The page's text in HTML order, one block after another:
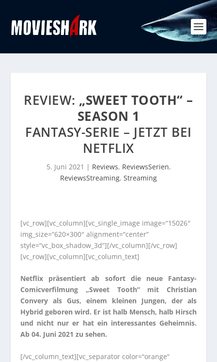
REVIEW: „SWEET TOOTH“ –
SEASON 1
FANTASY-SERIE – JETZT BEI
NETFLIX
5. Juni 2021 | Reviews, ReviewsSerien,
ReviewsStreaming, Streaming
[vc_row][vc_column][vc_single_image image=“15026″
img_size=“620×300″ alignment=“center“
style=“vc_box_shadow_3d“][/vc_column][/vc_row]
[vc_row][vc_column][vc_column_text]
Netflix präsentiert ab sofort die neue Fantasy-
Comicverfilmung „Sweet Tooth“ mit Christian
Convery als Gus, einem kleinen Jungen, der als
Hybrid geboren wird. Er ist halb Mensch, halb Hirsch
und nicht nur er hat ein interessantes Geheimnis.
Ab 04. Juni 2021 zu sehen.
[/vc_column_text][vc_separator color=“orange“